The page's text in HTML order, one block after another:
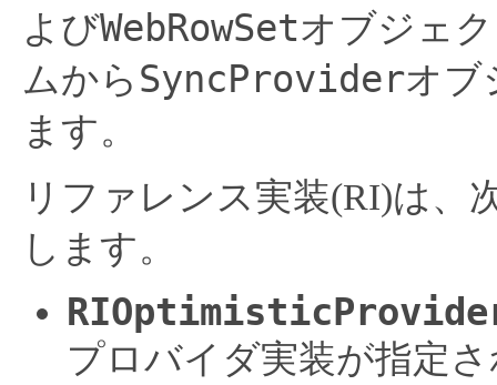
よびWebRowSetオブジェ
ムから SyncProviderオブ
ます。
リファレンス実装(RI)は、
します。
プロバイダ実装が指定